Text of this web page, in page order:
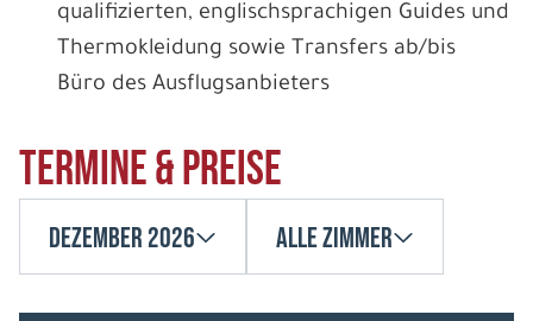
qualifizierten, englischsprachigen Guides und
Thermokleidung sowie Transfers ab/bis
Büro des Ausflugsanbieters
Termine & Preise
Dezember 2026 Alle Zimmer